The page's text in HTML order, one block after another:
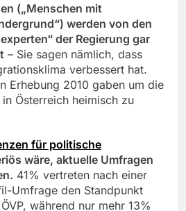
(„Menschen mit
werden von den
der Regierung gar
– Sie sagen nämlich, dass
verbessert hat.
Erhebung 2010 gaben um die
Österreich heimisch zu
für politische
wäre, aktuelle Umfragen
41% vertreten nach einer
Umfrage den Standpunkt
während nur mehr 13%